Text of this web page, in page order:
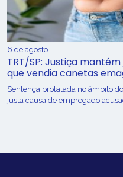
6 de agosto
TRT/SP: Justiça
que vendia canetas
Sentença prolatada no âmbito
justa causa de empregado